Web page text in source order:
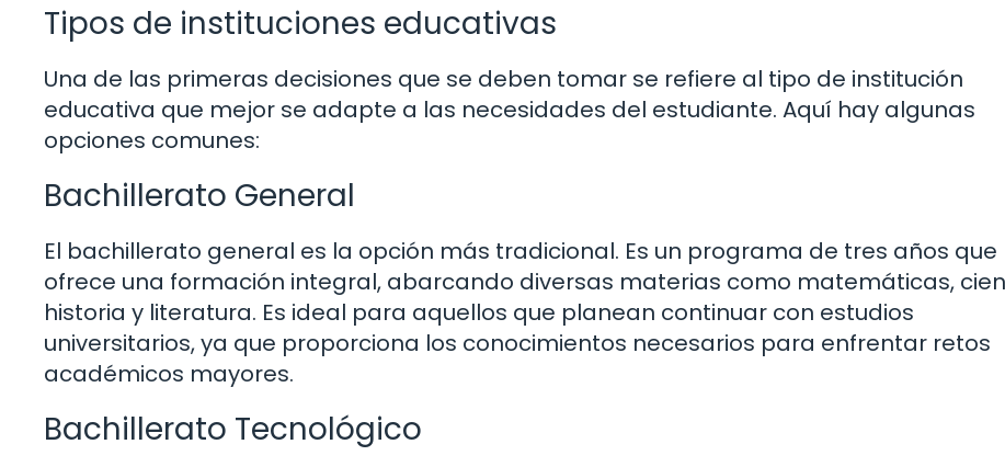
Tipos de instituciones educativas
Una de las primeras decisiones que se deben tomar se refiere al tipo de institución
educativa que mejor se adapte a las necesidades del estudiante. Aquí hay algunas
opciones comunes:
Bachillerato General
El bachillerato general es la opción más tradicional. Es un programa de tres años que
ofrece una formación integral, abarcando diversas materias como matemáticas,
historia y literatura. Es ideal para aquellos que planean continuar con estudios
universitarios, ya que proporciona los conocimientos necesarios para enfrentar retos
académicos mayores.
Bachillerato Tecnológico